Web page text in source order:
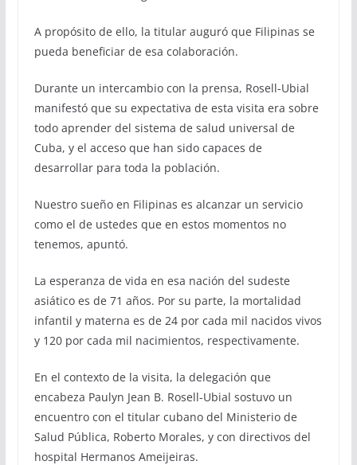
A propósito de ello, la titular auguró que Filipinas se
pueda beneficiar de esa colaboración.
Durante un intercambio con la prensa, Rosell-Ubial
manifestó que su expectativa de esta visita era sobre
todo aprender del sistema de salud universal de
Cuba, y el acceso que han sido capaces de
desarrollar para toda la población.
Nuestro sueño en Filipinas es alcanzar un servicio
como el de ustedes que en estos momentos no
tenemos, apuntó.
La esperanza de vida en esa nación del sudeste
asiático es de 71 años. Por su parte, la mortalidad
infantil y materna es de 24 por cada mil nacidos vivos
y 120 por cada mil nacimientos, respectivamente.
En el contexto de la visita, la delegación que
encabeza Paulyn Jean B. Rosell-Ubial sostuvo un
encuentro con el titular cubano del Ministerio de
Salud Pública, Roberto Morales, y con directivos del
hospital Hermanos Ameijeiras.